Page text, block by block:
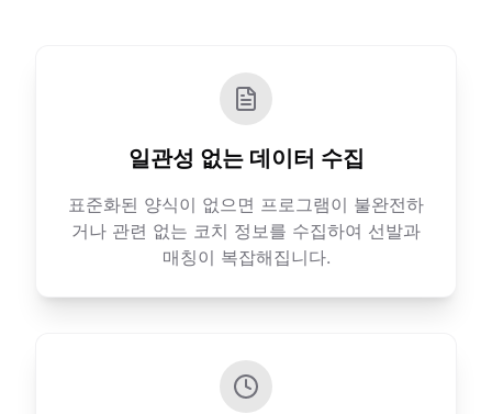
일관성 없는 데이터 수집
표준화된 양식이 없으면 프로그램이 불완전하
거나 관련 없는 코치 정보를 수집하여 선발과
매칭이 복잡해집니다.